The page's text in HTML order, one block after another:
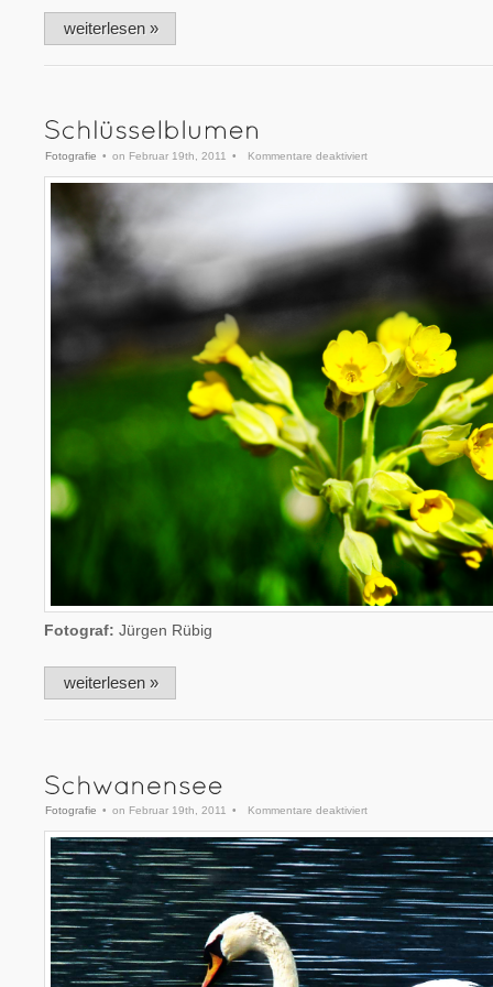
weiterlesen »
Fotografie • on Februar 19th, 2011 • Kommentare deaktiviert
Schlüsselblumen
Fotograf: Jürgen Rübig
weiterlesen »
Fotografie • on Februar 19th, 2011 • Kommentare deaktiviert
Schwanensee